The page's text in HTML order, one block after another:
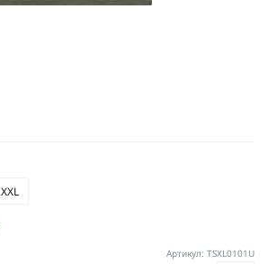
XXL
Артикул: TSXL0101U